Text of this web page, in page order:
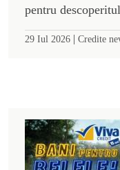
pentru
29 Iul 2026 | Credite